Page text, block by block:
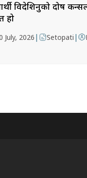
विदेशिनुको दोष
हो
July, 2026 | Setopati |